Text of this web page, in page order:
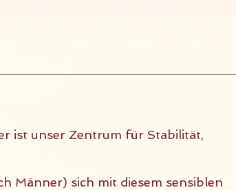
ist unser Zentrum für Stabilität,
Männer) sich mit diesem sensiblen